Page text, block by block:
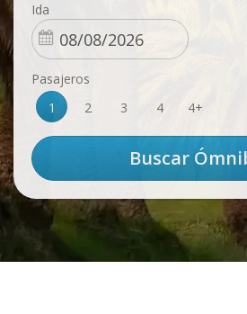
Ida
Pasajeros
1
2 3 4 4+